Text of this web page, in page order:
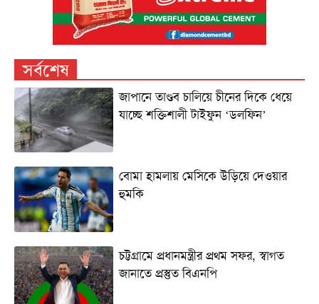
সর্বশেষ
জাপানে তাণ্ডব চালিয়ে চীনের দিকে ধেয়ে
যাচ্ছে শক্তিশালী টাইফুন ‘ডলফিন’
বোমা হামলায় মেসিকে উড়িয়ে দেওয়ার
হুমকি
চট্টগ্রামে প্রধানমন্ত্রীর প্রথম সফর, স্বাগত
জানাতে প্রস্তুত বিএনপি